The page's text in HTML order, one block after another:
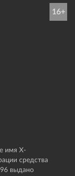
16+
имя X-
средства
выдано